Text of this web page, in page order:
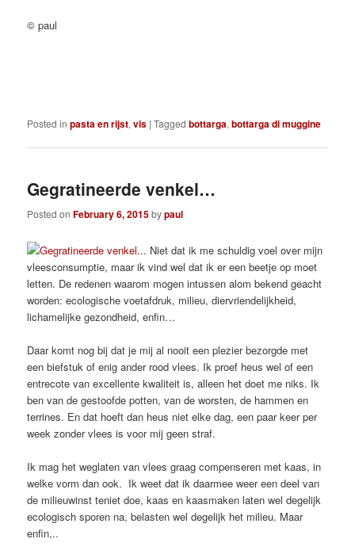
© paul
Posted in pasta en rijst,vis |Tagged bottarga,bottarga di muggine
Gegratineerde venkel…
Posted onFebruary 6, 2015bypaul
Niet dat ik me schuldig voel over mijn
vleesconsumptie, maar ik vind wel dat ik er een beetje op moet
letten. De redenen waarom mogen intussen alom bekend geacht
worden: ecologische voetafdruk, milieu, diervriendelijkheid,
lichamelijke gezondheid, enfin…
Daar komt nog bij dat je mij al nooit een plezier bezorgde met
een biefstuk of enig ander rood vlees. Ik proef heus wel of een
entrecote van excellente kwaliteit is, alleen het doet me niks. Ik
ben van de gestoofde potten, van de worsten, de hammen en
terrines. En dat hoeft dan heus niet elke dag, een paar keer per
week zonder vlees is voor mij geen straf.
Ik mag het weglaten van vlees graag compenseren met kaas, in
welke vorm dan ook. Ik weet dat ik daarmee weer een deel van
de milieuwinst teniet doe, kaas en kaasmaken laten wel degelijk
ecologisch sporen na, belasten wel degelijk het milieu. Maar
enfin,..